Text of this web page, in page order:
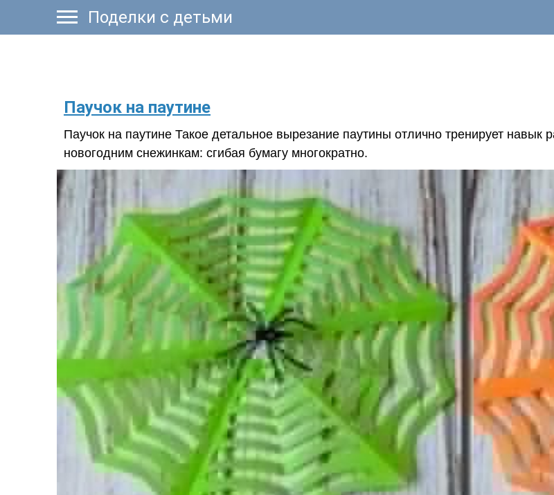
Поделки с детьми
​Паучок на паутине
Паучок на паутине Такое детальное вырезание паутины отлично тренирует
новогодним снежинкам: сгибая бумагу многократно.